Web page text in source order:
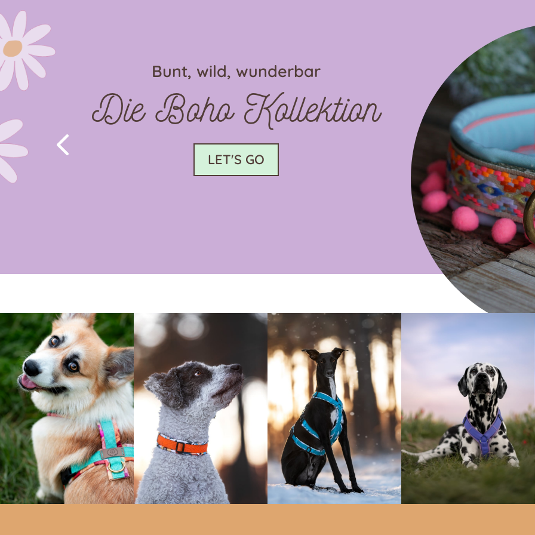
Bunt, wild, wunderbar
Die Boho Kollektion
LET'S GO
4